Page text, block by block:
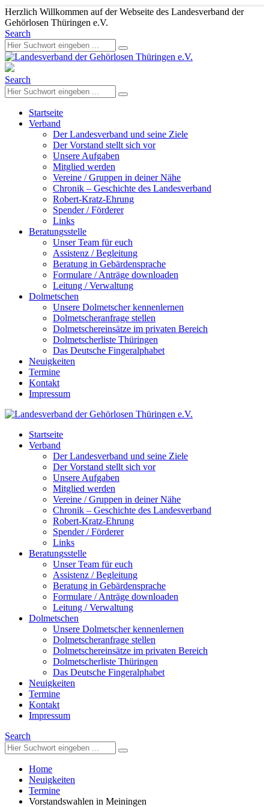
Herzlich Willkommen auf der Webseite des Landesverband der
Gehörlosen Thüringen e.V.
Search
Search
Startseite
Verband
Der Landesverband und seine Ziele
Der Vorstand stellt sich vor
Unsere Aufgaben
Mitglied werden
Vereine / Gruppen in deiner Nähe
Chronik – Geschichte des Landesverband
Robert-Kratz-Ehrung
Spender / Förderer
Links
Beratungsstelle
Unser Team für euch
Assistenz / Begleitung
Beratung in Gebärdensprache
Formulare / Anträge downloaden
Leitung / Verwaltung
Dolmetschen
Unsere Dolmetscher kennenlernen
Dolmetscheranfrage stellen
Dolmetschereinsätze im privaten Bereich
Dolmetscherliste Thüringen
Das Deutsche Fingeralphabet
Neuigkeiten
Termine
Kontakt
Impressum
Startseite
Verband
Der Landesverband und seine Ziele
Der Vorstand stellt sich vor
Unsere Aufgaben
Mitglied werden
Vereine / Gruppen in deiner Nähe
Chronik – Geschichte des Landesverband
Robert-Kratz-Ehrung
Spender / Förderer
Links
Beratungsstelle
Unser Team für euch
Assistenz / Begleitung
Beratung in Gebärdensprache
Formulare / Anträge downloaden
Leitung / Verwaltung
Dolmetschen
Unsere Dolmetscher kennenlernen
Dolmetscheranfrage stellen
Dolmetschereinsätze im privaten Bereich
Dolmetscherliste Thüringen
Das Deutsche Fingeralphabet
Neuigkeiten
Termine
Kontakt
Impressum
Search
Home
Neuigkeiten
Termine
Vorstandswahlen in Meiningen